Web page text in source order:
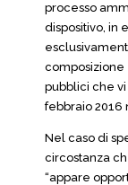
processo
dispositivo, in
composizione
pubblici che vi
febbraio 2016
Nel caso di
circostanza
“appare